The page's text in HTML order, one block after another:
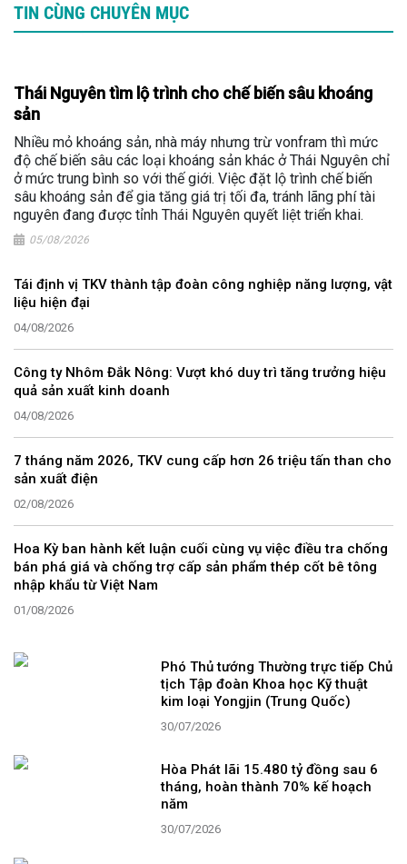
TIN CÙNG CHUYÊN MỤC
Thái Nguyên tìm lộ trình cho chế biến sâu khoáng
sản
Nhiều mỏ khoáng sản, nhà máy nhưng trừ vonfram thì mức
độ chế biến sâu các loại khoáng sản khác ở Thái Nguyên chỉ
ở mức trung bình so với thế giới. Việc đặt lộ trình chế biến
sâu khoáng sản để gia tăng giá trị tối đa, tránh lãng phí tài
nguyên đang được tỉnh Thái Nguyên quyết liệt triển khai.
05/08/2026
Tái định vị TKV thành tập đoàn công nghiệp năng lượng, vật
liệu hiện đại
04/08/2026
Công ty Nhôm Đắk Nông: Vượt khó duy trì tăng trưởng hiệu
quả sản xuất kinh doanh
04/08/2026
7 tháng năm 2026, TKV cung cấp hơn 26 triệu tấn than cho
sản xuất điện
02/08/2026
Hoa Kỳ ban hành kết luận cuối cùng vụ việc điều tra chống
bán phá giá và chống trợ cấp sản phẩm thép cốt bê tông
nhập khẩu từ Việt Nam
01/08/2026
Phó Thủ tướng Thường trực tiếp Chủ
tịch Tập đoàn Khoa học Kỹ thuật
kim loại Yongjin (Trung Quốc)
30/07/2026
Hòa Phát lãi 15.480 tỷ đồng sau 6
tháng, hoàn thành 70% kế hoạch
năm
30/07/2026